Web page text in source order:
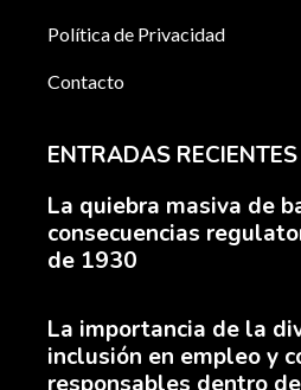
Política de Privacidad
Contacto
ENTRADAS RECIENTES
La quiebra masiva de
consecuencias
de 1930
La importancia de la
inclusión en empleo y